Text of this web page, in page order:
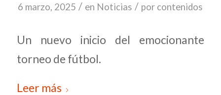
6 marzo, 2025 / en Noticias / por contenidos
Un nuevo inicio del emocionante
torneo de fútbol.
Leer más